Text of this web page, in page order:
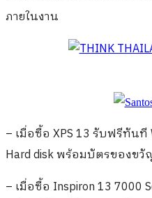
ภายในงาน
– เมื่อซื้อ XPS 13 รับฟรีทันที
Hard disk พร้อมบัตรของข
– เมื่อซื้อ Inspiron 13 7000